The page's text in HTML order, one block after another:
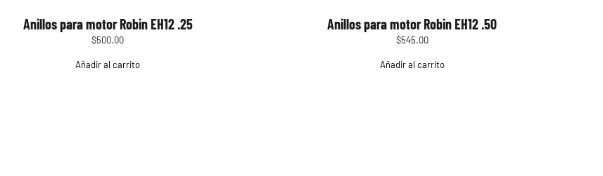
Anillos para motor Robin EH12 .25
$500.00
Añadir al carrito
Anillos para motor Robin EH12 .50
$545.00
Añadir al carrito